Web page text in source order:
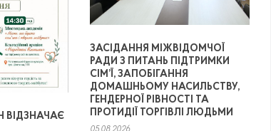
ВІДЗНАЧАЄ
ЗАСІДАННЯ МІЖВІДОМЧОЇ
РАДИ З ПИТАНЬ ПІДТРИМКИ
СІМ’Ї, ЗАПОБІГАННЯ
ДОМАШНЬОМУ НАСИЛЬСТВУ,
ГЕНДЕРНОЇ РІВНОСТІ ТА
ПРОТИДІЇ ТОРГІВЛІ ЛЮДЬМИ